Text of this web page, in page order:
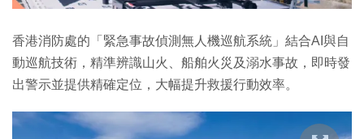
香港消防處的「緊急事故偵測無人機巡航系統」結合AI與自
動巡航技術，精準辨識山火、船舶火災及溺水事故，即時發
出警示並提供精確定位，大幅提升救援行動效率。